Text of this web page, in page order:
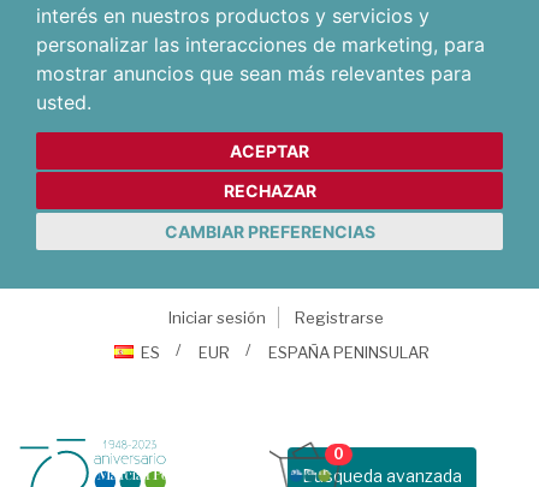
interés en nuestros productos y servicios y
personalizar las interacciones de marketing, para
mostrar anuncios que sean más relevantes para
usted.
ACEPTAR
RECHAZAR
CAMBIAR PREFERENCIAS
Iniciar sesión
Registrarse
ES
EUR ESPAÑA PENINSULAR
Busqueda avanzada
0